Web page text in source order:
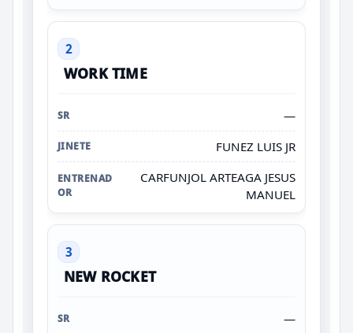
2
WORK TIME
—
FUNEZ LUIS JR
CARFUNJOL ARTEAGA JESUS
MANUEL
3
NEW ROCKET
—